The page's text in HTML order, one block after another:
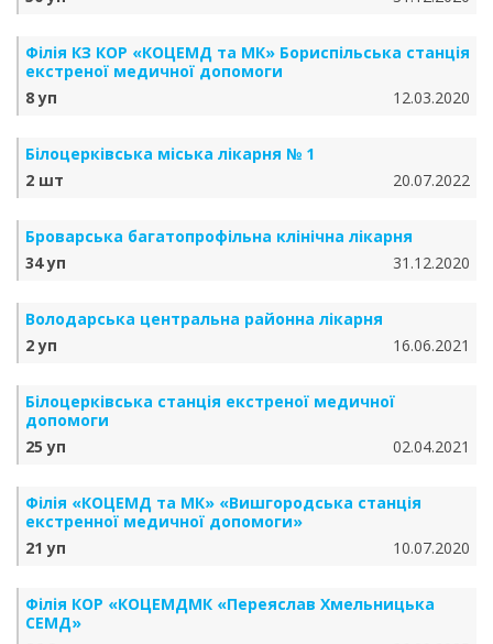
Філія КЗ КОР «КОЦЕМД та МК» Бориспільська станція
екстреної медичної допомоги
8 уп
12.03.2020
Білоцерківська міська лікарня № 1
2 шт
20.07.2022
Броварська багатопрофільна клінічна лікарня
34 уп
31.12.2020
Володарська центральна районна лікарня
2 уп
16.06.2021
Білоцерківська станція екстреної медичної
допомоги
25 уп
02.04.2021
Філія «КОЦЕМД та МК» «Вишгородська станція
екстренної медичної допомоги»
21 уп
10.07.2020
Філія КОР «КОЦЕМДМК «Переяслав Хмельницька
СЕМД»